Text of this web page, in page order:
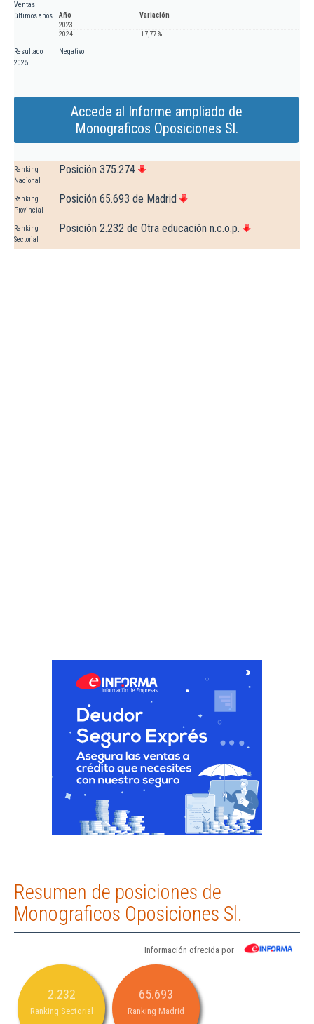
Ventas
últimos años
Año
Variación
2023
2024
-17,77 %
Resultado
2025
Negativo
Accede al Informe ampliado de
Monograficos Oposiciones Sl.
Ranking
Nacional
Posición 375.274
Ranking
Provincial
Posición 65.693 de Madrid
Ranking
Sectorial
Posición 2.232 de Otra educación n.c.o.p.
Resumen de posiciones de
Monograficos Oposiciones Sl.
Información ofrecida por
2.232
Ranking Sectorial
65.693
Ranking Madrid